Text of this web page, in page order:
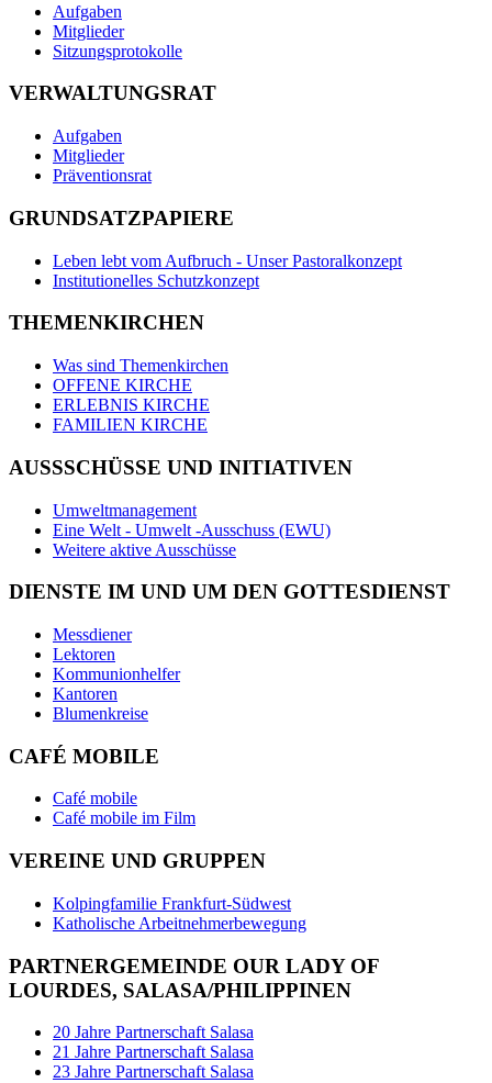
Aufgaben
Mitglieder
Sitzungsprotokolle
VERWALTUNGSRAT
Aufgaben
Mitglieder
Präventionsrat
GRUNDSATZPAPIERE
Leben lebt vom Aufbruch - Unser Pastoralkonzept
Institutionelles Schutzkonzept
THEMENKIRCHEN
Was sind Themenkirchen
OFFENE KIRCHE
ERLEBNIS KIRCHE
FAMILIEN KIRCHE
AUSSSCHÜSSE UND INITIATIVEN
Umweltmanagement
Eine Welt - Umwelt -Ausschuss (EWU)
Weitere aktive Ausschüsse
DIENSTE IM UND UM DEN GOTTESDIENST
Messdiener
Lektoren
Kommunionhelfer
Kantoren
Blumenkreise
CAFÉ MOBILE
Café mobile
Café mobile im Film
VEREINE UND GRUPPEN
Kolpingfamilie Frankfurt-Südwest
Katholische Arbeitnehmerbewegung
PARTNERGEMEINDE OUR LADY OF
LOURDES, SALASA/PHILIPPINEN
20 Jahre Partnerschaft Salasa
21 Jahre Partnerschaft Salasa
23 Jahre Partnerschaft Salasa